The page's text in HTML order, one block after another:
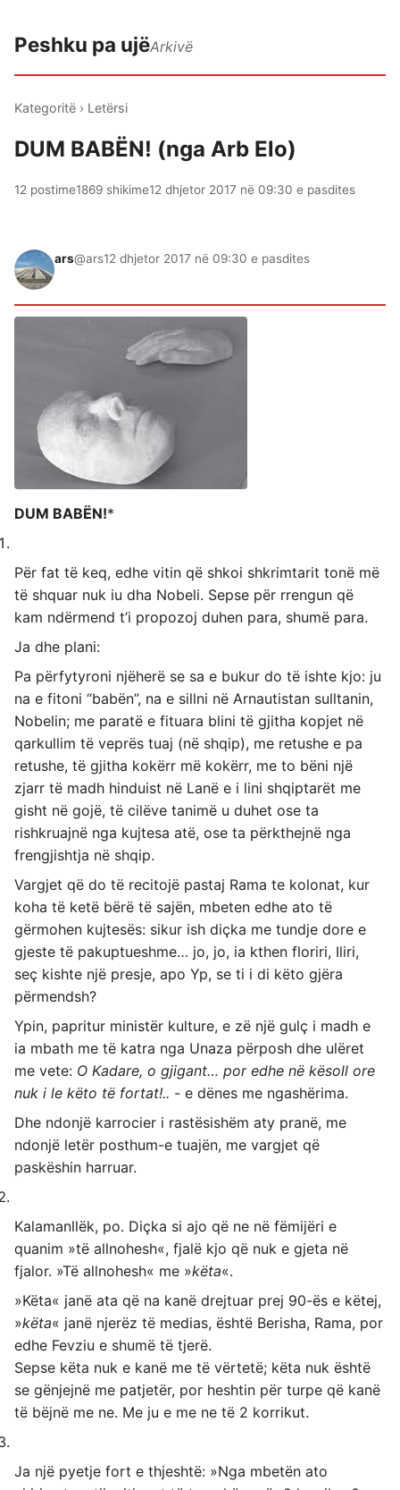
Peshku pa ujëArkivë
Kategoritë › Letërsi
DUM BABËN! (nga Arb Elo)
12 postime1869 shikime12 dhjetor 2017 në 09:30 e pasdites
ars@ars12 dhjetor 2017 në 09:30 e pasdites
DUM BABËN!*
Për fat të keq, edhe vitin që shkoi shkrimtarit tonë më
të shquar nuk iu dha Nobeli. Sepse për rrengun që
kam ndërmend t’i propozoj duhen para, shumë para.
Ja dhe plani:
Pa përfytyroni njëherë se sa e bukur do të ishte kjo: ju
na e fitoni “babën”, na e sillni në Arnautistan sulltanin,
Nobelin; me paratë e fituara blini të gjitha kopjet në
qarkullim të veprës tuaj (në shqip), me retushe e pa
retushe, të gjitha kokërr më kokërr, me to bëni një
zjarr të madh hinduist në Lanë e i lini shqiptarët me
gisht në gojë, të cilëve tanimë u duhet ose ta
rishkruajnë nga kujtesa atë, ose ta përkthejnë nga
frengjishtja në shqip.
Vargjet që do të recitojë pastaj Rama te kolonat, kur
koha të ketë bërë të sajën, mbeten edhe ato të
gërmohen kujtesës: sikur ish diçka me tundje dore e
gjeste të pakuptueshme… jo, jo, ia kthen floriri, Iliri,
seç kishte një presje, apo Yp, se ti i di këto gjëra
përmendsh?
Ypin, papritur ministër kulture, e zë një gulç i madh e
ia mbath me të katra nga Unaza përposh dhe ulëret
me vete: O Kadare, o gjigant… por edhe në kësoll ore
nuk i le këto të fortat!.. - e dënes me ngashërima.
Dhe ndonjë karrocier i rastësishëm aty pranë, me
ndonjë letër posthum-e tuajën, me vargjet që
paskëshin harruar.
Kalamanllëk, po. Diçka si ajo që ne në fëmijëri e
quanim »të allnohesh«, fjalë kjo që nuk e gjeta në
fjalor. »Të allnohesh« me »këta«.
»Këta« janë ata që na kanë drejtuar prej 90-ës e këtej,
»këta« janë njerëz të medias, është Berisha, Rama, por
edhe Fevziu e shumë të tjerë.
Sepse këta nuk e kanë me të vërtetë; këta nuk është
se gënjejnë me patjetër, por heshtin për turpe që kanë
të bëjnë me ne. Me ju e me ne të 2 korrikut.
Ja një pyetje fort e thjeshtë: »Nga mbetën ato